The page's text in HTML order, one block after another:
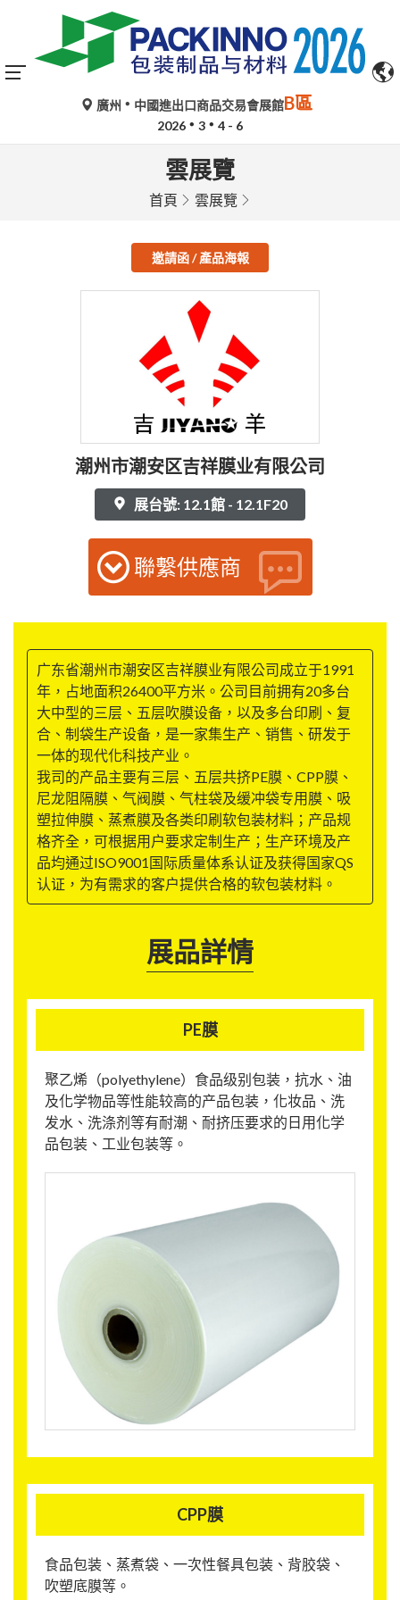
廣州 中國進出口商品交易會展館B區
2026 3 4 - 6
雲展覽
首頁 雲展覽
邀請函 / 產品海報
潮州市潮安区吉祥膜业有限公司
展台號: 12.1館 - 12.1F20
聯繫供應商
广东省潮州市潮安区吉祥膜业有限公司成立于1991
年，占地面积26400平方米。公司目前拥有20多台
大中型的三层、五层吹膜设备，以及多台印刷、复
合、制袋生产设备，是一家集生产、销售、研发于
一体的现代化科技产业。
我司的产品主要有三层、五层共挤PE膜、CPP膜、
尼龙阻隔膜、气阀膜、气柱袋及缓冲袋专用膜、吸
塑拉伸膜、蒸煮膜及各类印刷软包装材料；产品规
格齐全，可根据用户要求定制生产；生产环境及产
品均通过ISO9001国际质量体系认证及获得国家QS
认证，为有需求的客户提供合格的软包装材料。
展品詳情
PE膜
聚乙烯（polyethylene）食品级别包装，抗水、油
及化学物品等性能较高的产品包装，化妆品、洗
发水、洗涤剂等有耐潮、耐挤压要求的日用化学
品包装、工业包装等。
CPP膜
食品包装、蒸煮袋、一次性餐具包装、背胶袋、
吹塑底膜等。